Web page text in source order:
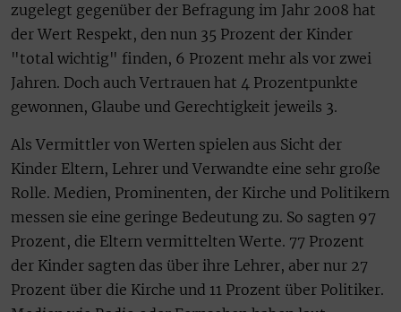
zugelegt gegenüber der Befragung im Jahr 2008 hat
der Wert Respekt, den nun 35 Prozent der Kinder
"total wichtig" finden, 6 Prozent mehr als vor zwei
Jahren. Doch auch Vertrauen hat 4 Prozentpunkte
gewonnen, Glaube und Gerechtigkeit jeweils 3.
Als Vermittler von Werten spielen aus Sicht der
Kinder Eltern, Lehrer und Verwandte eine sehr große
Rolle. Medien, Prominenten, der Kirche und Politikern
messen sie eine geringe Bedeutung zu. So sagten 97
Prozent, die Eltern vermittelten Werte. 77 Prozent
der Kinder sagten das über ihre Lehrer, aber nur 27
Prozent über die Kirche und 11 Prozent über Politiker.